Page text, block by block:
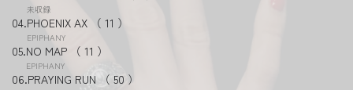
未収録
PHOENIX AX 11
EPIPHANY
NO MAP 11
EPIPHANY
PRAYING RUN 50